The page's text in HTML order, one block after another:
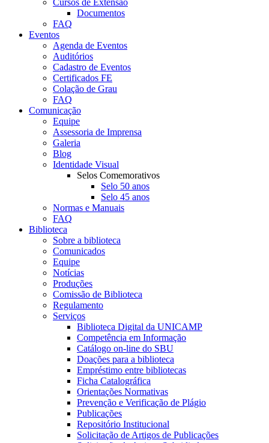
Cursos de Extensão
Documentos
FAQ
Eventos
Agenda de Eventos
Auditórios
Cadastro de Eventos
Certificados FE
Colação de Grau
FAQ
Comunicação
Equipe
Assessoria de Imprensa
Galeria
Blog
Identidade Visual
Selos Comemorativos
Selo 50 anos
Selo 45 anos
Normas e Manuais
FAQ
Biblioteca
Sobre a biblioteca
Comunicados
Equipe
Notícias
Produções
Comissão de Biblioteca
Regulamento
Serviços
Biblioteca Digital da UNICAMP
Competência em Informação
Catálogo on-line do SBU
Doações para a biblioteca
Empréstimo entre bibliotecas
Ficha Catalográfica
Orientações Normativas
Prevenção e Verificação de Plágio
Publicações
Repositório Institucional
Solicitação de Artigos de Publicações